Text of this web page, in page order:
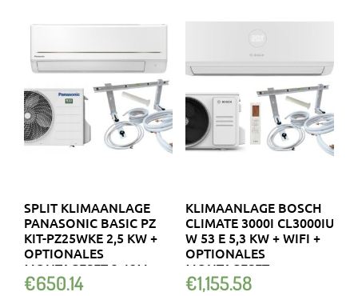
SPLIT KLIMAANLAGE
PANASONIC BASIC PZ
KIT-PZ25WKE 2,5 KW +
OPTIONALES
MONTAGESET 3-12M
€650.14
KLIMAANLAGE BOSCH
CLIMATE 3000I CL3000IU
W 53 E 5,3 KW + WIFI +
OPTIONALES
MONTAGESET
€1,155.58